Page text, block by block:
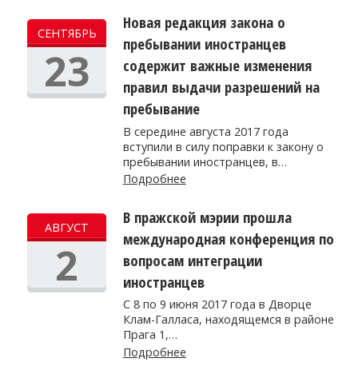
СЕНТЯБРЬ
23
Новая редакция закона о
пребывании иностранцев
содержит важные изменения
правил выдачи разрешений на
пребывание
В середине августа 2017 года
вступили в силу поправки к закону о
пребывании иностранцев, в…
Подробнее
АВГУСТ
2
В пражской мэрии прошла
международная конференция по
вопросам интеграции
иностранцев
С 8 по 9 июня 2017 года в Дворце
Клам-Галласа, находящемся в районе
Прага 1,…
Подробнее